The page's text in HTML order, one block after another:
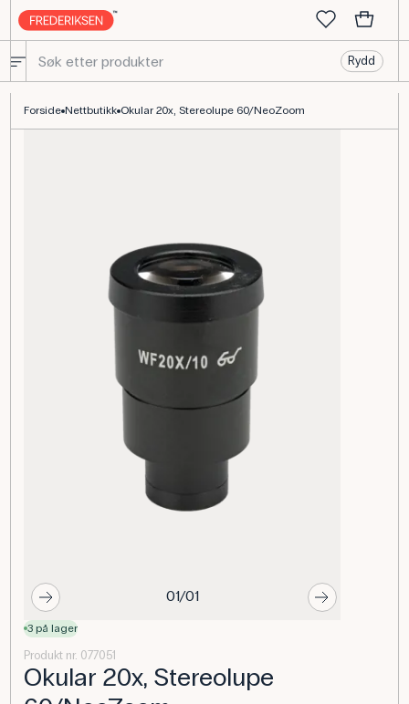
Rydd
Forside Nettbutikk Okular 20x, Stereolupe 60/NeoZoom
01/01
3 på lager
Produkt nr. 077051
Okular 20x, Stereolupe